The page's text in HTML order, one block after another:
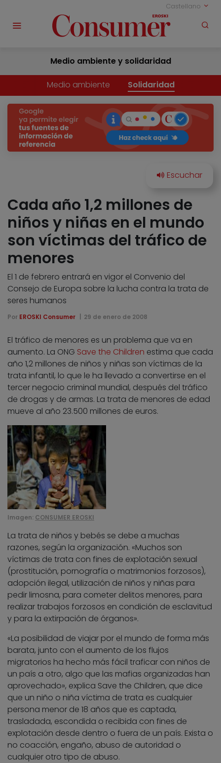
Castellano
Medio ambiente y solidaridad
Medio ambiente Solidaridad
Cada año 1,2 millones de
niños y niñas en el mundo
son víctimas del tráfico de
menores
El 1 de febrero entrará en vigor el Convenio del
Consejo de Europa sobre la lucha contra la trata de
seres humanos
Por EROSKI Consumer 29 de enero de 2008
El tráfico de menores es un problema que va en
aumento. La ONG Save the Children estima que cada
año 1,2 millones de niños y niñas son víctimas de la
trata infantil, lo que le ha llevado a convertirse en el
tercer negocio criminal mundial, después del tráfico
de drogas y de armas. La trata de menores de edad
mueve al año 23.500 millones de euros.
Imagen: CONSUMER EROSKI
La trata de niños y bebés se debe a muchas
razones, según la organización. «Muchos son
víctimas de trata con fines de explotación sexual
(prostitución, pornografía o matrimonios forzosos),
adopción ilegal, utilización de niños y niñas para
pedir limosna, para cometer delitos menores, para
realizar trabajos forzosos en condición de esclavitud
y para la extirpación de órganos».
«La posibilidad de viajar por el mundo de forma más
barata, junto con el aumento de los flujos
migratorios ha hecho más fácil traficar con niños de
un país a otro, algo que las mafias organizadas han
aprovechado», explica Save the Children, que dice
que un niño o niña víctima de trata es cualquier
persona menor de 18 años que es captada,
trasladada, escondida o recibida con fines de
explotación desde dentro o fuera de un país. Exista o
no coacción, engaño, abuso de autoridad o
cualquier otro tipo de abuso.